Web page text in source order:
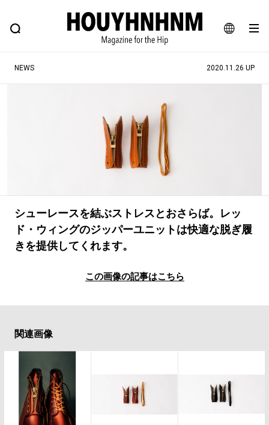
JA
EN
FEATURE BLOG SNAP
ヒップなファッション、カルチャー、ライフスタイルWEBマガジン
#SHOPPING ADDICT #憧れの逸品
#ESSENTIAL DESIGNS #古着サミット
#マイナーグッド図鑑
#GH 銘品の所以 #フイナムのYouTube
#Commune H #FOCUS IT #AH.H
#ととけん #FASHION
NEWS 2020.11.26 UP
シューレースを結ぶストレスとおさらば。レッ
ド・ウィングのジッパーユニットは快適な脱ぎ履
きを提供してくれます。
この画像の記事はこちら
関連画像